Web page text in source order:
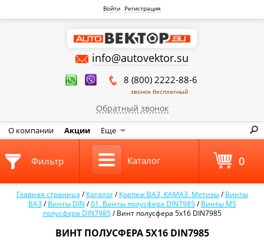
Войти Регистрация
info@autovektor.su
8 (800) 2222-88-6
звонок бесплатный
Обратный звонок
О компании Акции Еще
Главная страница /Каталог /Крепеж ВАЗ, КАМАЗ, Метизы /Винты
ВАЗ /Винты DIN /01. Винты полусфера DIN7985 /Винты М5
полусфера DIN7985 /Винт полусфера 5х16 DIN7985
ВИНТ ПОЛУСФЕРА 5Х16 DIN7985
Фильтр Каталог 0